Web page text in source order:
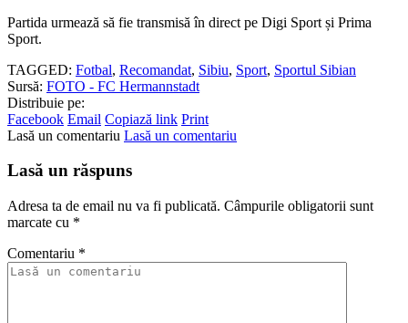
Partida urmează să fie transmisă în direct pe Digi Sport și Prima
Sport.
TAGGED: Fotbal, Recomandat, Sibiu, Sport, Sportul Sibian
Sursă: FOTO - FC Hermannstadt
Distribuie pe:
Facebook Email Copiază link Print
Lasă un comentariu Lasă un comentariu
Lasă un răspuns
Adresa ta de email nu va fi publicată. Câmpurile obligatorii sunt
marcate cu *
Comentariu *